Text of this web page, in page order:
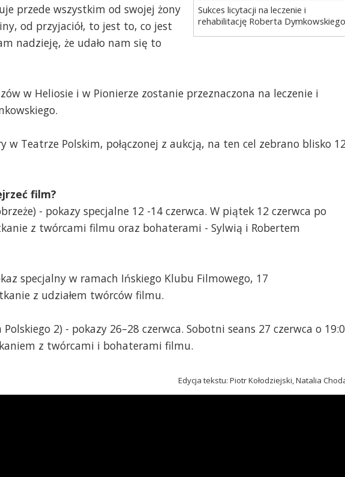
Sukces licytacji na leczenie i
rehabilitację Roberta
przede wszystkim od swojej żony
od przyjaciół, to jest to, co jest
nadzieję, że udało nam się to
w Heliosie i w Pionierze zostanie przeznaczona na leczenie i
w Teatrze Polskim, połączonej z aukcją, na ten cel zebrano blisko
film?
- pokazy specjalne 12 -14 czerwca. W piątek 12 czerwca po
z twórcami filmu oraz bohaterami - Sylwią i Robertem
specjalny w ramach Ińskiego Klubu Filmowego, 17
z udziałem twórców filmu.
2) - pokazy 26–28 czerwca. Sobotni seans 27 czerwca o
z twórcami i bohaterami filmu.
Edycja tekstu: Piotr Kołodziejski, Natalia